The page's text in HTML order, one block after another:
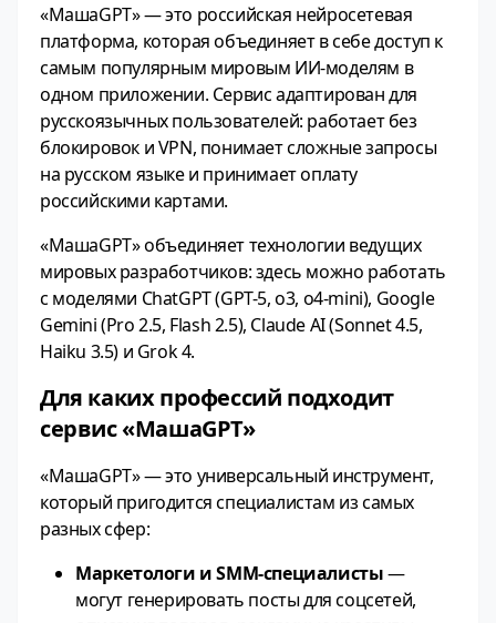
«МашаGPT» — это российская нейросетевая
платформа, которая объединяет в себе доступ к
самым популярным мировым ИИ-моделям в
одном приложении. Сервис адаптирован для
русскоязычных пользователей: работает без
блокировок и VPN, понимает сложные запросы
на русском языке и принимает оплату
российскими картами.
«МашаGPT» объединяет технологии ведущих
мировых разработчиков: здесь можно работать
с моделями ChatGPT (GPT-5, o3, o4-mini), Google
Gemini (Pro 2.5, Flash 2.5), Claude AI (Sonnet 4.5,
Haiku 3.5) и Grok 4.
Для каких профессий подходит
сервис «МашаGPT»
«МашаGPT» — это универсальный инструмент,
который пригодится специалистам из самых
разных сфер:
Маркетологи и SMM-специалисты—
могут генерировать посты для соцсетей,